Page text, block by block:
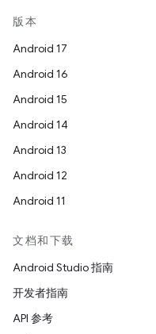
版本
Android 17
Android 16
Android 15
Android 14
Android 13
Android 12
Android 11
文档和下载
Android Studio 指南
开发者指南
API 参考